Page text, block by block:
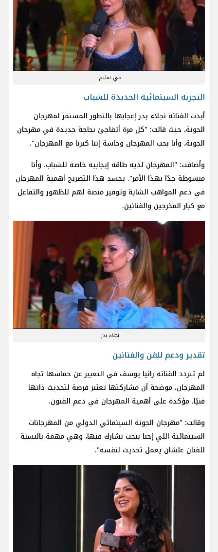
مي سليم
التجربة السينمائية الجديدة للشباب
أبدت الفنانة نجلاء بدر إعجابها بالتطور المستمر لمهرجان
الجونة، حيث قالت: "كل مرة أتفاجئ بحاجة جديدة في مهرجان
الجونة، وأنا بحب المهرجان وحاسة إننا كبرنا مع المهرجان".
وأضافت: "المهرجان لديه طاقة إيجابية خاصة للشباب، وأنا
مبسوطة جدًا بهذا الأمر". يجسد هذا التصريح أهمية المهرجان
في دعم المواهب الشابة وتوفير منصة لهم للظهور والتفاعل
مع كبار المخرجين والفنانين.
نجلاء بدر
تقدير ودعم للفن والفنانين
لم تتردد الفنانة رانيا يوسف في التعبير عن حماسها تجاه
المهرجان، موضحة أن مشاركتها تعتبر فرصة لتحديث ذاتها
فنيًا، مؤكدة على أهمية المهرجان في دعم الفنون.
وقالت: "مهرجان الجونة السينمائي الدولي من المهرجانات
السينمائية اللي إحنا بنحب نشارك فيها، وهي مهمة بالنسبة
للفنان علشان يعمل تحديث لنفسه".